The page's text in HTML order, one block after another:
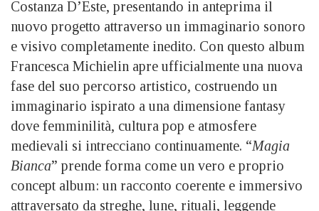
Costanza D’Este, presentando in anteprima il
nuovo progetto attraverso un immaginario sonoro
e visivo completamente inedito. Con questo album
Francesca Michielin apre ufficialmente una nuova
fase del suo percorso artistico, costruendo un
immaginario ispirato a una dimensione fantasy
dove femminilità, cultura pop e atmosfere
medievali si intrecciano continuamente. “Magia
Bianca” prende forma come un vero e proprio
concept album: un racconto coerente e immersivo
attraversato da streghe, lune, rituali, leggende